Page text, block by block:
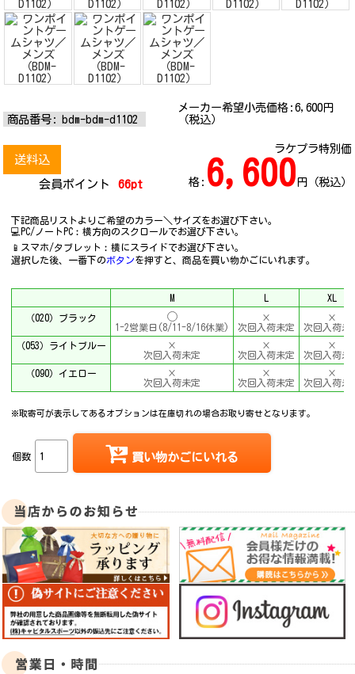
商品番号: bdm-bdm-d1102
メーカー希望小売価格: 6,600円
（税込）
送料込
会員ポイント 66pt
ラケプラ特別価
格: 6,600円（税込）
下記商品リストよりご希望のカラー＼サイズをお選び下さい。
💻PC/ノートPC︰横方向のスクロールでお選び下さい。
📱スマホ/タブレット︰横にスライドでお選び下さい。
選択した後、一番下のボタンを押すと、商品を買い物かごにいれます。
M XL
（020）ブラック
1-2営業日(8/11-8/16休業)
×
次回入荷未定
×
次回入荷未
（053）ライトブルー
×
次回入荷未定
×
次回入荷未定
×
次回入荷未
（090）イエロー
×
次回入荷未定
×
次回入荷未定
×
次回入荷未
※取寄可が表示してあるオプションは在庫切れの場合お取り寄せとなります。
個数 買い物かごにいれる